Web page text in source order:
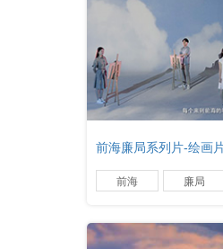
前海廉局系列片-绘画
前海 廉局